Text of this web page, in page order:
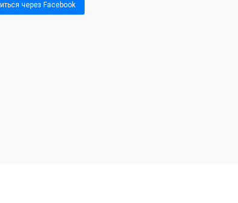
через Facebook